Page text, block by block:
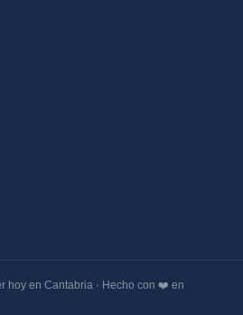
hoy en Cantabria · Hecho con ❤️ en